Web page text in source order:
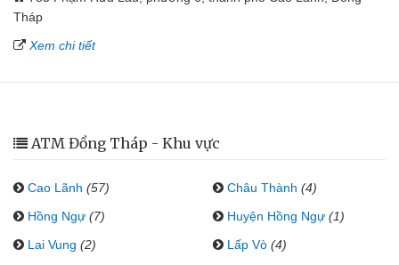
Tháp
Xem chi tiết
ATM Đồng Tháp - Khu vực
Cao Lãnh (57) Châu Thành (4)
Hồng Ngự (7) Huyện Hồng Ngự (1)
Lai Vung (2) Lấp Vò (4)